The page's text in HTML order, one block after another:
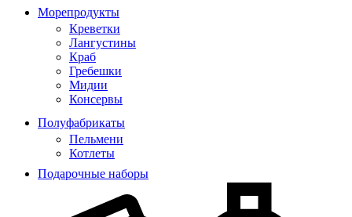
Морепродукты
Креветки
Лангустины
Краб
Гребешки
Мидии
Консервы
Полуфабрикаты
Пельмени
Котлеты
Подарочные наборы